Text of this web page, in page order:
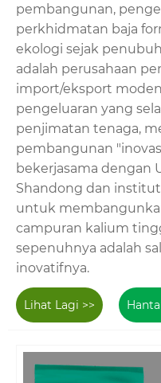
pembangunan,
perkhidmatan baja
ekologi sejak
adalah perusahaan
import/eksport
pengeluaran yang
penjimatan tenaga,
pembangunan
bekerjasama dengan
Shandong dan
untuk
campuran kalium
sepenuhnya adalah
inovatifnya.
Lihat Lagi >>